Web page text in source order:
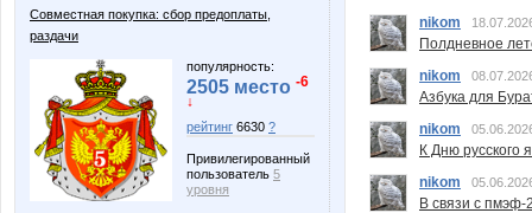
Совместная покупка: сбор предоплаты,
раздачи
популярность:
2505 место -6
↓
рейтинг 6630 ?
Привилегированный
пользователь 5
уровня
nikom
Полдневное
nikom
Азбука для
nikom
К Дню русского
nikom
В связи с пмэф-